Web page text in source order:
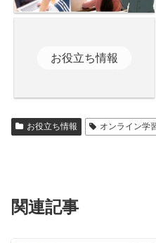
お役立ち情報
お役立ち情報 オンライン学
関連記事